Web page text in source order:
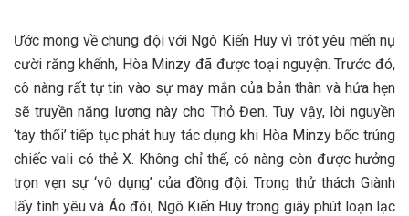
Ước mong về chung đội với Ngô Kiến Huy vì trót yêu mến nụ
cười răng khểnh, Hòa Minzy đã được toại nguyện. Trước đó,
cô nàng rất tự tin vào sự may mắn của bản thân và hứa hẹn
sẽ truyền năng lượng này cho Thỏ Đen. Tuy vậy, lời nguyền
‘tay thối’ tiếp tục phát huy tác dụng khi Hòa Minzy bốc trúng
chiếc vali có thẻ X. Không chỉ thế, cô nàng còn được hưởng
trọn vẹn sự ‘vô dụng’ của đồng đội. Trong thử thách Giành
lấy tình yêu và Áo đôi, Ngô Kiến Huy trong giây phút loạn lạc